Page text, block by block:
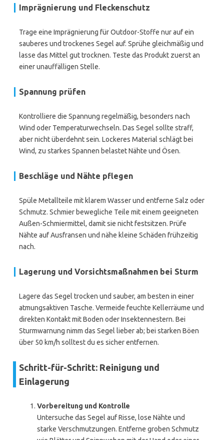
Imprägnierung und Fleckenschutz
Trage eine Imprägnierung für Outdoor-Stoffe nur auf ein
sauberes und trockenes Segel auf. Sprühe gleichmäßig und
lasse das Mittel gut trocknen. Teste das Produkt zuerst an
einer unauffälligen Stelle.
Spannung prüfen
Kontrolliere die Spannung regelmäßig, besonders nach
Wind oder Temperaturwechseln. Das Segel sollte straff,
aber nicht überdehnt sein. Lockeres Material schlägt bei
Wind, zu starkes Spannen belastet Nähte und Ösen.
Beschläge und Nähte pflegen
Spüle Metallteile mit klarem Wasser und entferne Salz oder
Schmutz. Schmier bewegliche Teile mit einem geeigneten
Außen-Schmiermittel, damit sie nicht festsitzen. Prüfe
Nähte auf Ausfransen und nähe kleine Schäden frühzeitig
nach.
Lagerung und Vorsichtsmaßnahmen bei Sturm
Lagere das Segel trocken und sauber, am besten in einer
atmungsaktiven Tasche. Vermeide feuchte Kellerräume und
direkten Kontakt mit Boden oder Insektennestern. Bei
Sturmwarnung nimm das Segel lieber ab; bei starken Böen
über 50 km/h solltest du es sicher entfernen.
Schritt-für-Schritt: Reinigung und
Einlagerung
Vorbereitung und Kontrolle
Untersuche das Segel auf Risse, lose Nähte und
starke Verschmutzungen. Entferne groben Schmutz